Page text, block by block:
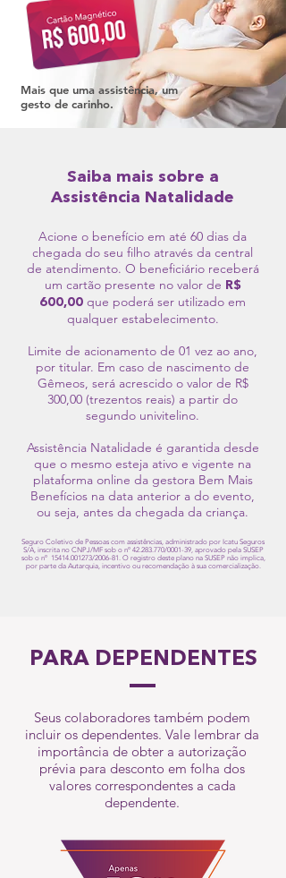
Mais que uma assistência, um
gesto de carinho.
Saiba mais sobre a
Assistência Natalidade
Acione o benefício em até 60 dias da
chegada do seu filho através da central
de atendimento. O beneficiário receberá
um cartão presente no valor de R$
600,00 que poderá ser utilizado em
qualquer estabelecimento.
Limite de acionamento de 01 vez ao ano,
por titular. Em caso de nascimento de
Gêmeos, será acrescido o valor de R$
300,00 (trezentos reais) a partir do
segundo univitelino.
Assistência Natalidade é garantida desde
que o mesmo esteja ativo e vigente na
plataforma online da gestora Bem Mais
Benefícios na data anterior a do evento,
ou seja, antes da chegada da criança.
Seguro Coletivo de Pessoas com assistências, administrado por Icatu Seguros
S/A, inscrita no CNPJ/MF sob o nº 42.283.770/0001-39, aprovado pela SUSEP
sob o nº 15414.001273/2006-81. O registro deste plano na SUSEP não implica,
por parte da Autarquia, incentivo ou recomendação à sua comercialização.
PARA DEPENDENTES
Seus colaboradores também podem
incluir os dependentes. Vale lembrar da
importância de obter a autorização
prévia para desconto em folha dos
valores correspondentes a cada
dependente.